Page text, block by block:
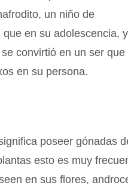
un niño de
que en su adolescencia, y
convirtió en un ser que
en su persona.
poseer gónadas
esto es muy
en sus flores,